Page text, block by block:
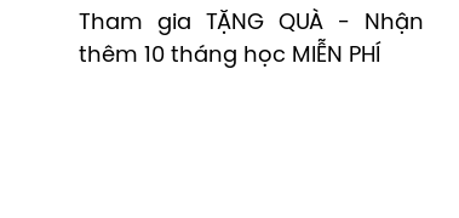
Tham gia TẶNG QUÀ - Nhận
thêm 10 tháng học MIỄN PHÍ